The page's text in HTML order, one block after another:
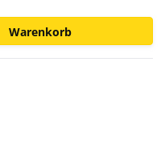
Warenkorb